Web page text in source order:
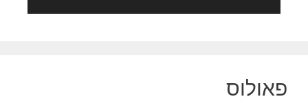
פאולוס